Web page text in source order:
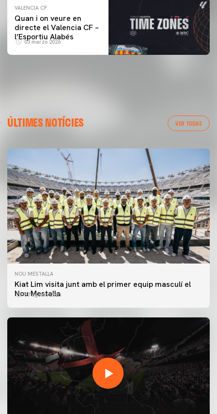
VALENCIA CF
Quan i on veure en
directe el Valencia CF –
l’Esportiu Alabés
03 marzo 2026
ÚLTIMES NOTÍCIES VER TODAS
NOU MESTALLA
Kiat Lim visita junt amb el primer equip masculí el
Nou Mestalla
07 agosto 2026